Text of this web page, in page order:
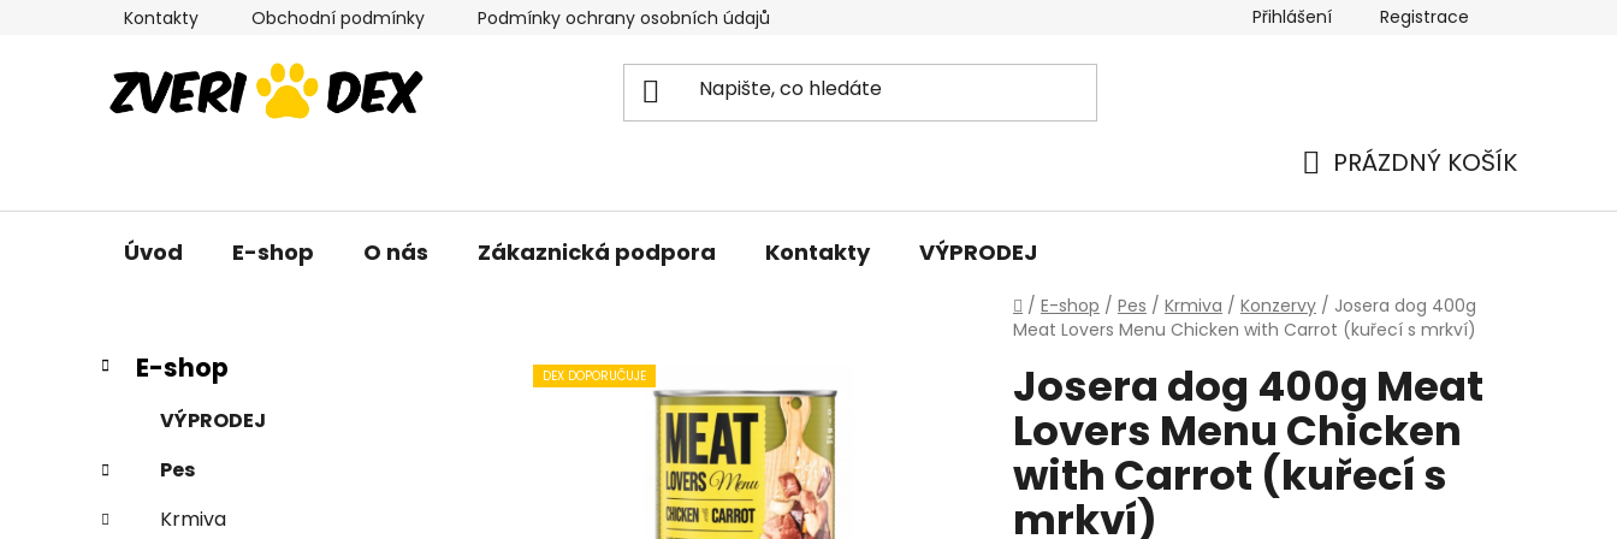
Kontakty Obchodní podmínky Podmínky ochrany osobních údajů Přihlášení Registrace
PRÁZDNÝ KOŠÍK
Úvod E-shop O nás Zákaznická podpora Kontakty VÝPRODEJ
Domů
/ E-shop / Pes / Krmiva / Konzervy / Josera dog 400g
Meat Lovers Menu Chicken with Carrot (kuřecí s mrkví)
P
r
a
Přeskočit
kategorie
K
a
g
o
r
E-shop
VÝPRODEJ
Pes
Krmiva
Josera dog 400g Meat
Lovers Menu Chicken
with Carrot (kuřecí s
mrkví)
DEX DOPORUČUJE